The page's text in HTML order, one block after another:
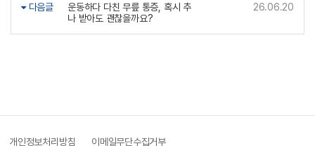
다음글
운동하다 다친 무릎 통증, 혹시 추
나 받아도 괜찮을까요?
26.06.20
개인정보처리방침 이메일무단수집거부